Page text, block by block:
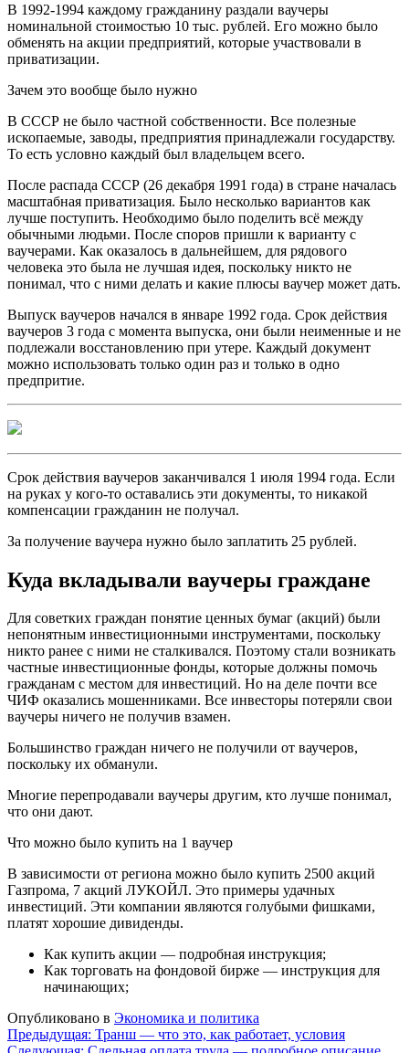
В 1992-1994 каждому гражданину раздали ваучеры
номинальной стоимостью 10 тыс. рублей. Его можно было
обменять на акции предприятий, которые участвовали в
приватизации.
Зачем это вообще было нужно
В СССР не было частной собственности. Все полезные
ископаемые, заводы, предприятия принадлежали государству.
То есть условно каждый был владельцем всего.
После распада СССР (26 декабря 1991 года) в стране началась
масштабная приватизация. Было несколько вариантов как
лучше поступить. Необходимо было поделить всё между
обычными людьми. После споров пришли к варианту с
ваучерами. Как оказалось в дальнейшем, для рядового
человека это была не лучшая идея, поскольку никто не
понимал, что с ними делать и какие плюсы ваучер может дать.
Выпуск ваучеров начался в январе 1992 года. Срок действия
ваучеров 3 года с момента выпуска, они были неименные и не
подлежали восстановлению при утере. Каждый документ
можно использовать только один раз и только в одно
предпритие.
Срок действия ваучеров заканчивался 1 июля 1994 года. Если
на руках у кого-то оставались эти документы, то никакой
компенсации гражданин не получал.
За получение ваучера нужно было заплатить 25 рублей.
Куда вкладывали ваучеры граждане
Для советких граждан понятие ценных бумаг (акций) были
непонятным инвестиционными инструментами, поскольку
никто ранее с ними не сталкивался. Поэтому стали возникать
частные инвестиционные фонды, которые должны помочь
гражданам с местом для инвестиций. Но на деле почти все
ЧИФ оказались мошенниками. Все инвесторы потеряли свои
ваучеры ничего не получив взамен.
Большинство граждан ничего не получили от ваучеров,
поскольку их обманули.
Многие перепродавали ваучеры другим, кто лучше понимал,
что они дают.
Что можно было купить на 1 ваучер
В зависимости от региона можно было купить 2500 акций
Газпрома, 7 акций ЛУКОЙЛ. Это примеры удачных
инвестиций. Эти компании являются голубыми фишками,
платят хорошие дивиденды.
Как купить акции — подробная инструкция;
Как торговать на фондовой бирже — инструкция для
начинающих;
Опубликовано в Экономика и политика
Навигация
Предыдущая: Транш — что это, как работает, условия